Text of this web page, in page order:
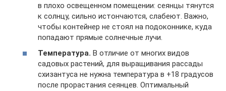
в плохо освещенном помещении: сеянцы тянутся
к солнцу, сильно истончаются, слабеют. Важно,
чтобы контейнер не стоял на подоконнике, куда
попадают прямые солнечные лучи.
Температура. В отличие от многих видов
садовых растений, для выращивания рассады
схизантуса не нужна температура в +18 градусов
после прорастания сеянцев. Оптимальный